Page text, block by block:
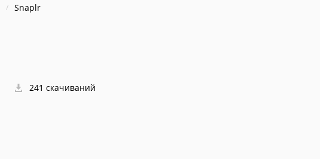
Snaplr
241 скачиваний